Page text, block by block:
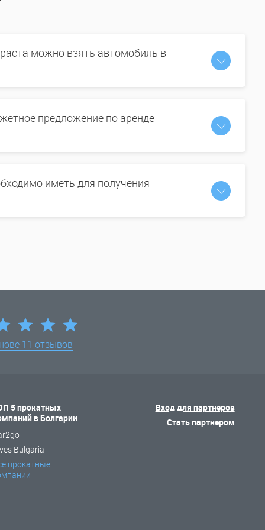
можно взять автомобиль в
предложение по аренде
иметь для получения
11 отзывов
5 прокатных
в Болгарии
Bulgaria
прокатные
Вход для партнеров
Стать партнером